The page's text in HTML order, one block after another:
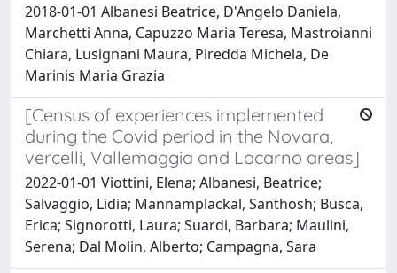
2018-01-01 Albanesi Beatrice, D'Angelo Daniela,
Marchetti Anna, Capuzzo Maria Teresa, Mastroianni
Chiara, Lusignani Maura, Piredda Michela, De
Marinis Maria Grazia
[Census of experiences implemented
during the Covid period in the Novara,
vercelli, Vallemaggia and Locarno areas]
2022-01-01 Viottini, Elena; Albanesi, Beatrice;
Salvaggio, Lidia; Mannamplackal, Santhosh; Busca,
Erica; Signorotti, Laura; Suardi, Barbara; Maulini,
Serena; Dal Molin, Alberto; Campagna, Sara